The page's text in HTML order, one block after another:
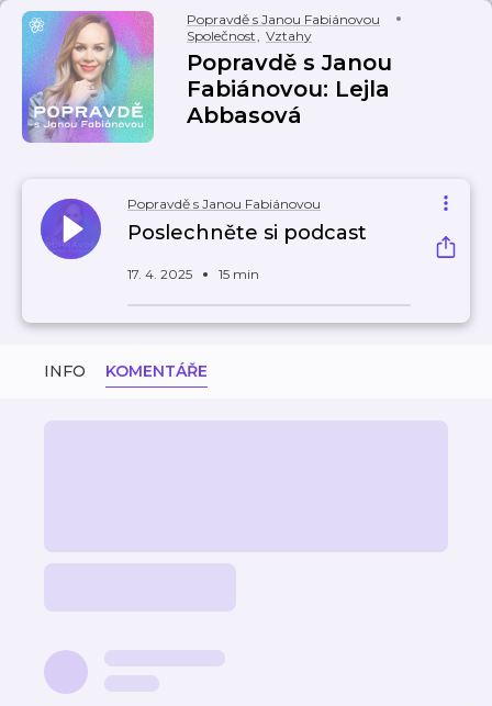
Popravdě s Janou Fabiánovou
Společnost, Vztahy
Popravdě s Janou
Fabiánovou: Lejla
Abbasová
Popravdě s Janou Fabiánovou
Poslechněte si podcast
17. 4. 2025 15 min
INFO KOMENTÁŘE